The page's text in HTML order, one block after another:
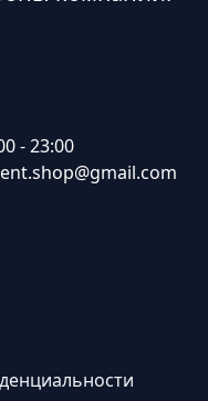
- 23:00